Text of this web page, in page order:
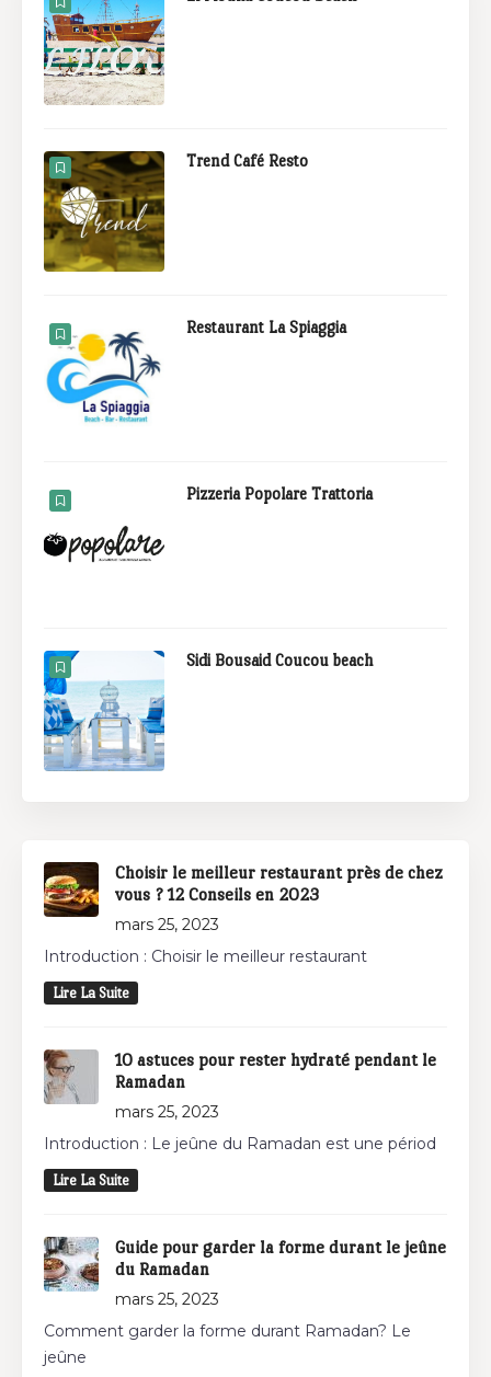
Trend Café Resto
Restaurant La Spiaggia
Pizzeria Popolare Trattoria
Sidi Bousaid Coucou beach
Choisir le meilleur restaurant près de chez
vous ? 12 Conseils en 2023
mars 25, 2023
Introduction : Choisir le meilleur restaurant
Lire La Suite
10 astuces pour rester hydraté pendant le
Ramadan
mars 25, 2023
Introduction : Le jeûne du Ramadan est une périod
Lire La Suite
Guide pour garder la forme durant le jeûne
du Ramadan
mars 25, 2023
Comment garder la forme durant Ramadan? Le
jeûne